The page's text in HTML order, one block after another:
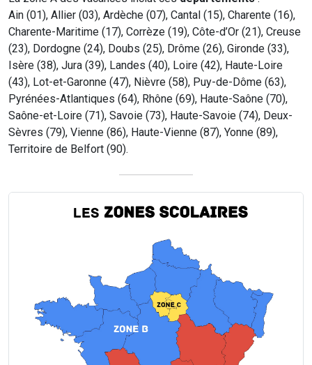
Ain (01), Allier (03), Ardèche (07), Cantal (15), Charente (16),
Charente-Maritime (17), Corrèze (19), Côte-d’Or (21), Creuse
(23), Dordogne (24), Doubs (25), Drôme (26), Gironde (33),
Isère (38), Jura (39), Landes (40), Loire (42), Haute-Loire
(43), Lot-et-Garonne (47), Nièvre (58), Puy-de-Dôme (63),
Pyrénées-Atlantiques (64), Rhône (69), Haute-Saône (70),
Saône-et-Loire (71), Savoie (73), Haute-Savoie (74), Deux-
Sèvres (79), Vienne (86), Haute-Vienne (87), Yonne (89),
Territoire de Belfort (90).